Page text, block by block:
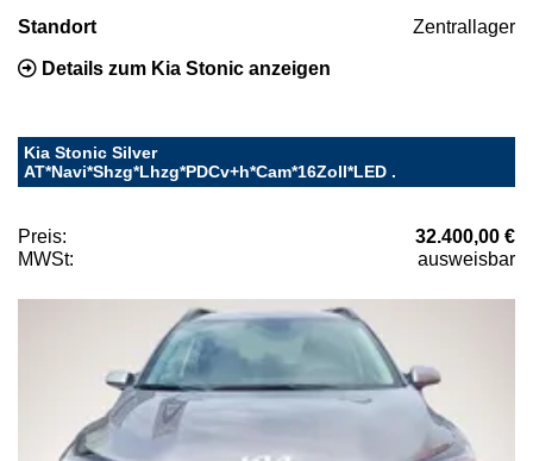
Standort Zentrallager
Details zum Kia Stonic anzeigen
Kia Stonic Silver
AT*Navi*Shzg*Lhzg*PDCv+h*Cam*16Zoll*LED .
Preis:
32.400,00 €
MWSt:
ausweisbar